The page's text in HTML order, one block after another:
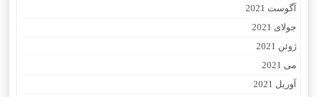
آگوست 2021
جولای 2021
ژوئن 2021
می 2021
آوریل 2021